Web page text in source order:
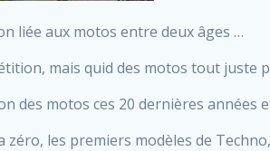
liée aux motos entre deux âges …
mais quid des motos tout juste
des motos ces 20 dernières années
les premiers modèles de